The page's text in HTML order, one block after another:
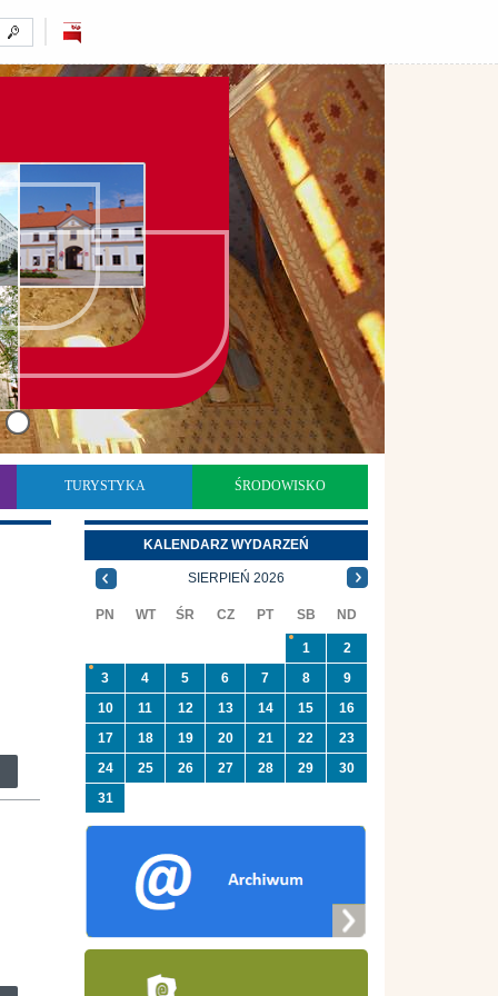
TURYSTYKA ŚRODOWISKO
KALENDARZ WYDARZEŃ
SIERPIEŃ 2026
PN WT ŚR CZ PT SB ND
1
2
3
4 5 6 7 8
9
10
11 12 13 14 15
16
17
18 19 20 21 22
23
24
25 26 27 28 29
30
31